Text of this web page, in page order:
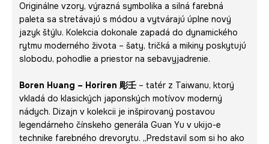
Originálne vzory, výrazná symbolika a silná farebná
paleta sa stretávajú s módou a vytvárajú úplne nový
jazyk štýlu. Kolekcia dokonale zapadá do dynamického
rytmu moderného života – šaty, tričká a mikiny poskytujú
slobodu, pohodlie a priestor na sebavyjadrenie.
Boren Huang – Horiren 彫壬 – tatér z Taiwanu, ktorý
vkladá do klasických japonských motívov moderný
nádych. Dizajn v kolekcii je inšpirovaný postavou
legendárneho čínskeho generála Guan Yu v ukijo-e
technike farebného drevorytu. „Predstavil som si ho ako